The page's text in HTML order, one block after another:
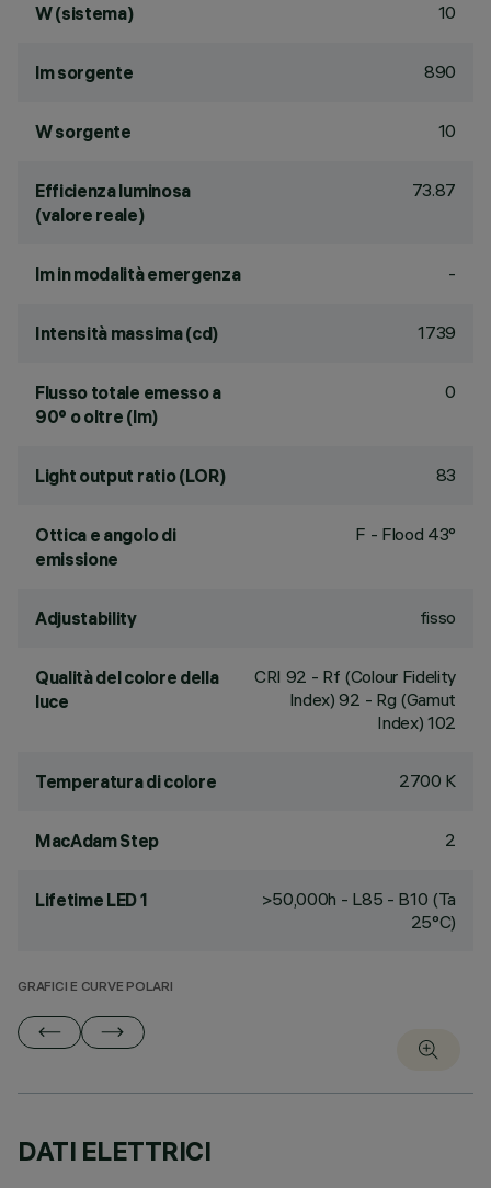
W (sistema) 10
lm sorgente 890
W sorgente 10
Efficienza luminosa
(valore reale)
73.87
lm in modalità emergenza -
Intensità massima (cd) 1739
Flusso totale emesso a
90° o oltre (lm)
0
Light output ratio (LOR) 83
Ottica e angolo di
emissione
F - Flood 43°
Adjustability fisso
Qualità del colore della
luce
CRI 92 - Rf (Colour Fidelity
Index) 92 - Rg (Gamut
Index) 102
Temperatura di colore 2700 K
MacAdam Step 2
Lifetime LED 1
>50,000h - L85 - B10 (Ta
25°C)
GRAFICI E CURVE POLARI
DATI ELETTRICI